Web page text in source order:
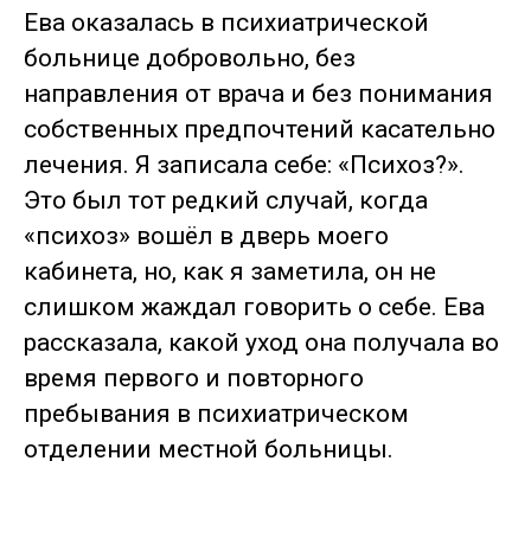
Ева оказалась в психиатрической
больнице добровольно, без
направления от врача и без понимания
собственных предпочтений касательно
лечения. Я записала себе: «Психоз?».
Это был тот редкий случай, когда
«психоз» вошёл в дверь моего
кабинета, но, как я заметила, он не
слишком жаждал говорить о себе. Ева
рассказала, какой уход она получала во
время первого и повторного
пребывания в психиатрическом
отделении местной больницы.